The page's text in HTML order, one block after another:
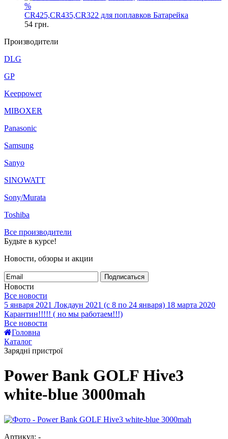
%
CR425,CR435,CR322 для поплавков Батарейка
54 грн.
Производители
DLG
GP
Keeppower
MIBOXER
Panasonic
Samsung
Sanyo
SINOWATT
Sony/Murata
Toshiba
Все производители
Будьте в курсе!
Новости, обзоры и акции
Подписаться
Новости
Все новости
5 января 2021 Локдаун 2021 (с 8 по 24 января) 18 марта 2020
Карантин!!!!! ( но мы работаем!!!)
Все новости
Головна
Каталог
Зарядні пристрої
Power Bank GOLF Hive3
white-blue 3000mah
Артикул: -